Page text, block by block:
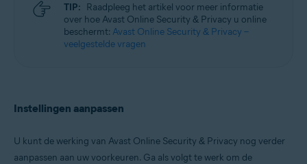
TIP: Raadpleeg het artikel voor meer informatie
over hoe Avast Online Security & Privacy u online
beschermt: Avast Online Security & Privacy –
veelgestelde vragen
Instellingen aanpassen
U kunt de werking van Avast Online Security & Privacy nog verder
aanpassen aan uw voorkeuren. Ga als volgt te werk om de